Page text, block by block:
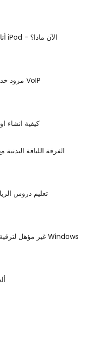
أنا فقط حصلت على جهاز iPod - الآن ماذا؟
مراجعة Vonage - مزود خدمة VoIP
كيفية انشاء
تعليم دروس